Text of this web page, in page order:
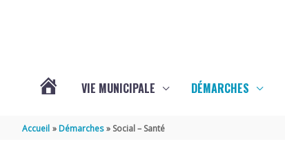
VIE MUNICIPALE DÉMARCHES
Accueil Démarches Social – Santé